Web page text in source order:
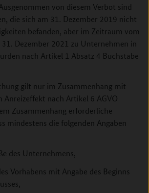
von diesem Verbot sind
die sich am 31. Dezember 2019 nicht
befanden, aber im Zeitraum vom
31. Dezember 2021 zu Unternehmen in
nach Artikel 1 Absatz 4 Buchstabe
gilt nur im Zusammenhang mit
Anreizeffekt nach Artikel 6 AGVO
Zusammenhang erforderliche
mindestens die folgenden Angaben
des Unternehmens,
Vorhabens mit Angabe des Beginns